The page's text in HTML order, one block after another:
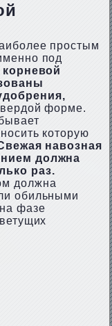
простым
под
форме.
которую
навозная
должна
раз.
должна
обильными
фазе